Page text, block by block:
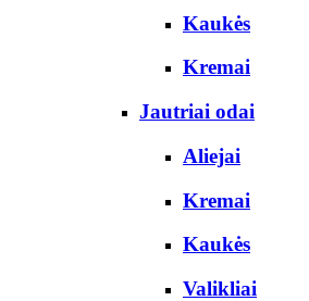
Kaukės
Kremai
Jautriai odai
Aliejai
Kremai
Kaukės
Valikliai